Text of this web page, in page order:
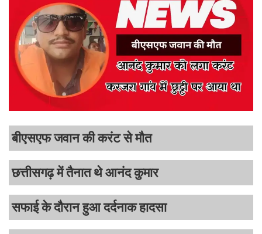
बीएसएफ जवान की करंट से मौत
छत्तीसगढ़ में तैनात थे आनंद कुमार
सफाई के दौरान हुआ दर्दनाक हादसा